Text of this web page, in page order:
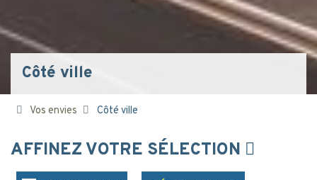
Côté ville
Vos envies Côté ville
AFFINEZ VOTRE SÉLECTION